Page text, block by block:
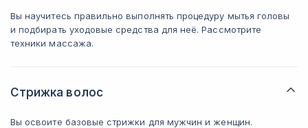
Вы научитесь правильно выполнять процедуру мытья головы
и подбирать уходовые средства для неё. Рассмотрите
техники массажа.
Стрижка волос
Вы освоите базовые стрижки для мужчин и женщин.